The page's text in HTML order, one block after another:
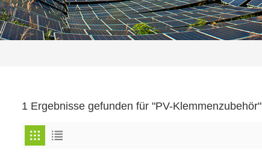
1 Ergebnisse gefunden für "PV-Klemmenzubehör"